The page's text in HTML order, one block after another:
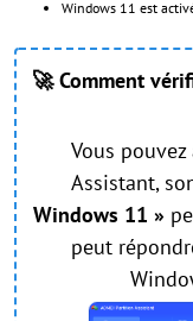
Windows 11 est
🚀 Comment
Vous
Assistant,
Windows 11 »
peut